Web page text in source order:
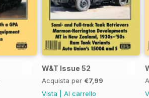
W&T Issue 52
Acquista per €7,99
Vista
Al carrello